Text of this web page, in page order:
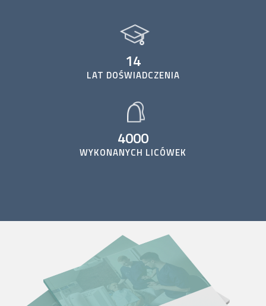
LAT DOŚWIADCZENIA
14
WYKONANYCH LICÓWEK
4000